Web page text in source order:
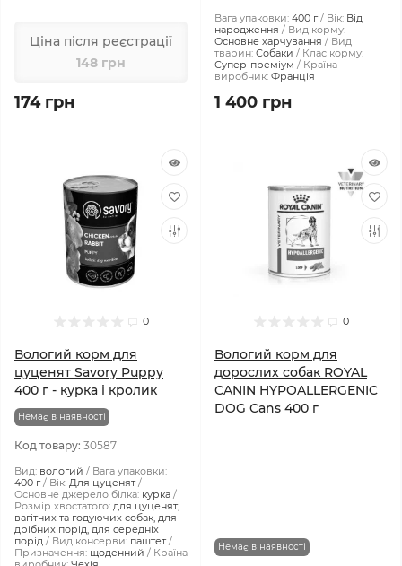
Ціна після реєстрації
148 грн
174 грн
Вага упаковки: 400 г Вік: Від
народження
Вид корму:
Основне харчування
Вид
тварин: Собаки
Клас корму:
Супер-преміум
Країна
виробник: Франція
1 400 грн
0
Вологий корм для
цуценят Savory Puppy
400 г - курка і кролик
Немає в наявності
Код товару: 30587
Вид: вологий
Вага упаковки:
400 г
Вік: Для цуценят
Основне джерело білка: курка
Розмір хвостатого: для цуценят,
вагітних та годуючих собак, для
дрібних порід, для середніх
порід
Вид консерви: паштет
Призначення: щоденний
Країна
0
Вологий корм для
дорослих собак ROYAL
CANIN HYPOALLERGENIC
DOG Cans 400 г
Немає в наявності